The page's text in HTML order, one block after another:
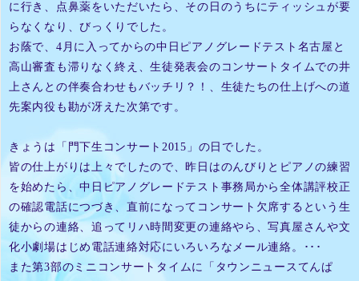
に行き、点鼻薬をいただいたら、その日のうちにティッシュが要
らなくなり、びっくりでした。
お蔭で、4月に入ってからの中日ピアノグレードテスト名古屋と
高山審査も滞りなく終え、生徒発表会のコンサートタイムでの井
上さんとの伴奏合わせもバッチリ？！、生徒たちの仕上げへの道
先案内役も勘が冴えた次第です。
きょうは「門下生コンサート2015」の日でした。
皆の仕上がりは上々でしたので、昨日はのんびりとピアノの練習
を始めたら、中日ピアノグレードテスト事務局から全体講評校正
の確認電話につづき、直前になってコンサート欠席するという生
徒からの連絡、追ってリハ時間変更の連絡やら、写真屋さんや文
化小劇場はじめ電話連絡対応にいろいろなメール連絡。･･･
また第3部のミニコンサートタイムに「タウンニュースてんぱ